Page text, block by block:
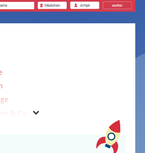
& Co.